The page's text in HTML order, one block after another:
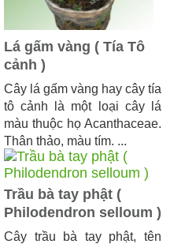
Lá gấm vàng ( Tía Tô
cảnh )
Cây lá gấm vàng hay cây tía
tô cảnh là một loại cây lá
màu thuộc họ Acanthaceae.
Thân thảo, màu tím. ...
Trầu bà tay phật (
Philodendron selloum )
Cây trầu bà tay phật, tên